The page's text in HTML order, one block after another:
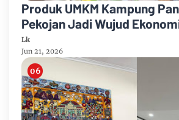
Produk UMKM Kampung
Pekojan Jadi Wujud
Produktif
Lk
Jun 21, 2026